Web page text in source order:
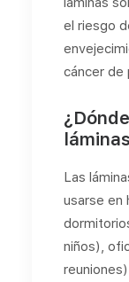
el riesgo
cáncer de
Las
usarse en
niños),